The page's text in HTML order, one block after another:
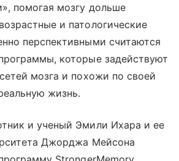
помогая мозгу дольше
и патологические
перспективными считаются
которые задействуют
мозга и похожи по своей
жизнь.
и ученый Эмили Ихара и ее
Джорджа Мейсона